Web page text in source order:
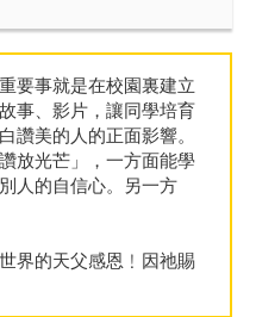
要事就是在校園裏建立
事、影片，讓同學培育
讚美的人的正面影響。
放光芒」，一方面能學
人的自信心。另一方
界的天父感恩﹗因祂賜